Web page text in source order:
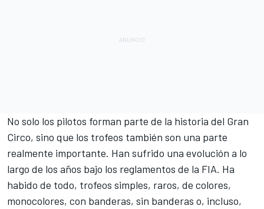
No solo los pilotos forman parte de la historia del Gran
Circo, sino que los trofeos también son una parte
realmente importante. Han sufrido una evolución a lo
largo de los años bajo los reglamentos de la FIA. Ha
habido de todo, trofeos simples, raros, de colores,
monocolores, con banderas, sin banderas o, incluso,